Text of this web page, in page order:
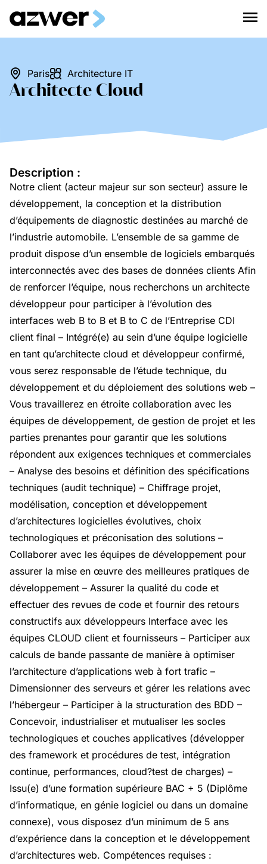
Architecte Cloud
Paris Architecture IT
Description :
Notre client (acteur majeur sur son secteur) assure le
développement, la conception et la distribution
d’équipements de diagnostic destinées au marché de
l’industrie automobile. L’ensemble de sa gamme de
produit dispose d’un ensemble de logiciels embarqués
interconnectés avec des bases de données clients Afin
de renforcer l’équipe, nous recherchons un architecte
développeur pour participer à l’évolution des
interfaces web B to B et B to C de l’Entreprise CDI
client final – Intégré(e) au sein d’une équipe logicielle
en tant qu’architecte cloud et développeur confirmé,
vous serez responsable de l’étude technique, du
développement et du déploiement des solutions web –
Vous travaillerez en étroite collaboration avec les
équipes de développement, de gestion de projet et les
parties prenantes pour garantir que les solutions
répondent aux exigences techniques et commerciales
– Analyse des besoins et définition des spécifications
techniques (audit technique) – Chiffrage projet,
modélisation, conception et développement
d’architectures logicielles évolutives, choix
technologiques et préconisation des solutions –
Collaborer avec les équipes de développement pour
assurer la mise en œuvre des meilleures pratiques de
développement – Assurer la qualité du code et
effectuer des revues de code et fournir des retours
constructifs aux développeurs Interface avec les
équipes CLOUD client et fournisseurs – Participer aux
calculs de bande passante de manière à optimiser
l’architecture d’applications web à fort trafic –
Dimensionner des serveurs et gérer les relations avec
l’hébergeur – Participer à la structuration des BDD –
Concevoir, industrialiser et mutualiser les socles
technologiques et couches applicatives (développer
des framework et procédures de test, intégration
continue, performances, cloud?test de charges) –
Issu(e) d’une formation supérieure BAC + 5 (Diplôme
d’informatique, en génie logiciel ou dans un domaine
connexe), vous disposez d’un minimum de 5 ans
d’expérience dans la conception et le développement
d’architectures web. Compétences requises :